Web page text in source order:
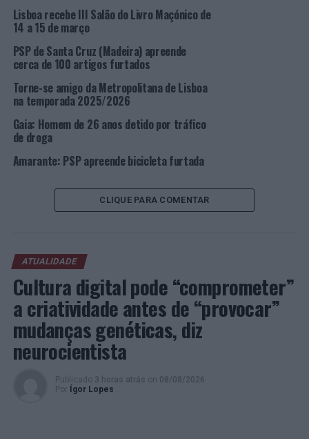
reunir prova suficiente e cabal para ordenar a detenção
Apurou-se, ainda, que no tempo decorrido entre este
crime e a sua detenção, o suspeito tentou também
executar outros três furtos em estabelecimentos
variados pela área de Lisboa.
O suspeito foi localizado no dia 13 de março, vindo assim
a ser detido por forma a ser presente a 1º
Lisboa, aguardando-se a aplicação de uma medida de
TÓPICOS RELACIONADOS: CRIMINALIDADE
DESTAQUE
LISBOA
PSP
PRÓXIMO
Lisboa: Detidos dois jovens suspeitos de dois roubos
NÃO PERCA
Lisboa recebe III Salão do Livro Maçónico de
14 a 15 de março
PSP de Santa Cruz (Madeira) apreende
cerca de 100 artigos furtados
Torne-se amigo da Metropolitana de Lisboa
na temporada 2025/2026
Gaia: Homem de 26 anos detido por tráfico
de droga
Amarante: PSP apreende bicicleta furtada
CLIQUE PARA COMENTAR
ATUALIDADE
Cultura digital pode “comprometer”
a criatividade antes de “provocar”
mudanças genéticas, diz
neurocientista
Publicado 3 horas atrás on 08/08/2026
Por
Ígor Lopes